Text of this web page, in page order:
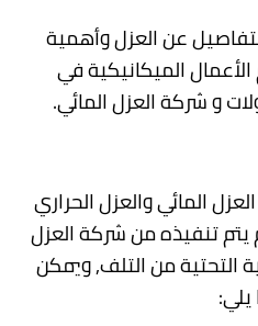
عن العزل وأهمية
الميكانيكية في
و شركة العزل المائي.
المائي والعزل الحراري
تنفيذه من شركة العزل
التحتية من التلف, ويمكن